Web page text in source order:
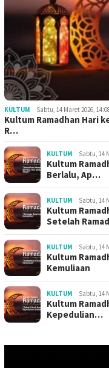
KULTUM Sabtu, 14 Maret 2026, 14:08
Kultum Ramadhan Hari
R…
KULTUM Sabtu, 14
Kultum
Berlalu, Ap…
KULTUM Sabtu, 14
Kultum
Setelah
KULTUM Sabtu, 14
Kultum
Kemuliaan
KULTUM Sabtu, 14
Kultum
Kepedulian…